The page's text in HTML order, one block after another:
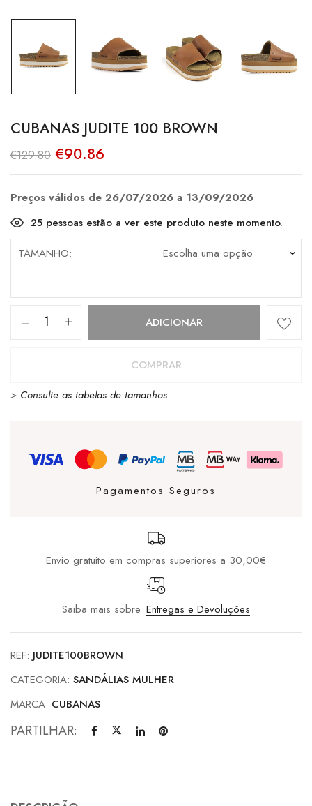
CUBANAS JUDITE 100 BROWN
€129.80 O
preço
original
€129.80.
€90.86
atual
€90.86.
Preços válidos de 26/07/2026 a 13/09/2026
25 pessoas estão a ver este produto neste momento.
TAMANHO
Quantidade
100
ADICIONAR
COMPRAR
> Consulte as tabelas de tamanhos
Pagamentos Seguros
Envio gratuito em compras superiores a 30,00€
Saiba mais sobre Entregas e Devoluções
REF: JUDITE100BROWN
CATEGORIA: SANDÁLIAS MULHER
MARCA: CUBANAS
PARTILHAR: